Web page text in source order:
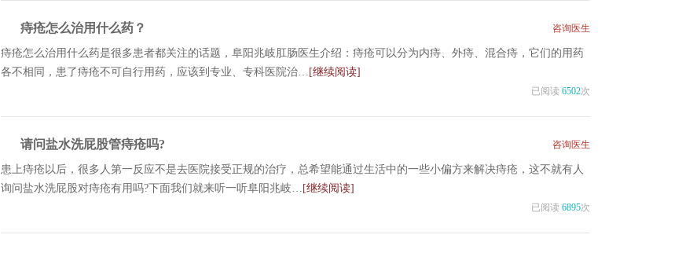
痔疮怎么治用什么药？ 咨询医生
痔疮怎么治用什么药是很多患者都关注的话题，阜阳兆岐肛肠医生介绍：痔疮可以分为内痔、外痔、混合痔，它们的用药
各不相同，患了痔疮不可自行用药，应该到专业、专科医院治… [继续阅读]
已阅读 6502次
请问盐水洗屁股管痔疮吗? 咨询医生
患上痔疮以后，很多人第一反应不是去医院接受正规的治疗，总希望能通过生活中的一些小偏方来解决痔疮，这不就有人
询问盐水洗屁股对痔疮有用吗?下面我们就来听一听阜阳兆岐… [继续阅读]
已阅读 6895次